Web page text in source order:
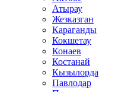
Атырау
Жезказган
Караганды
Кокшетау
Конаев
Костанай
Кызылорда
Павлодар